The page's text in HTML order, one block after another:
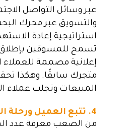
عبر وسائل التواصل
والتسويق عبر محرك
استراتيجية إعادة
تسمح للمسوقين
إعلانية مصممة للعملاء
متجرك سابقًا. وهكذا
المبيعات وتجلب عملاء
4. تتبع العميل ورحلة الشراء:
من الصعب معرفة عدد